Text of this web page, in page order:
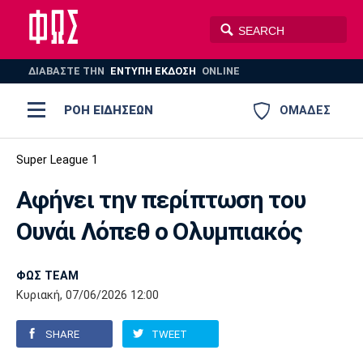
ΔΙΑΒΑΣΤΕ THN ΕΝΤΥΠΗ ΕΚΔΟΣΗ ONLINE
ΟΜΑΔΕΣ
ΡΟΗ ΕΙΔΗΣΕΩΝ
ΠΟΔΟΣΦΑΙΡΟ
ΠΟΛΟ ΣΠΟΡ
AUTO-MOTO
Ποδόσφαιρο
Super League 1
Super League 2
Γ Εθνική
Ελλάδα
Μπάσκετ
Ελλάδα
Εθνική
EuroLeague
Ολυμπιακοί Αγώνες
Βόλεϊ
Πόλο
Ολυμπιακός ΑΕΚ ΠΑΟΚ
Παναθηναϊκός Ατρόμητος
Super League 1
Αφήνει την περίπτωση του
Ουνάι Λόπεθ ο Ολυμπιακός
ΦΩΣ TEAM
Κυριακή, 07/06/2026 12:00
SHARE TWEET